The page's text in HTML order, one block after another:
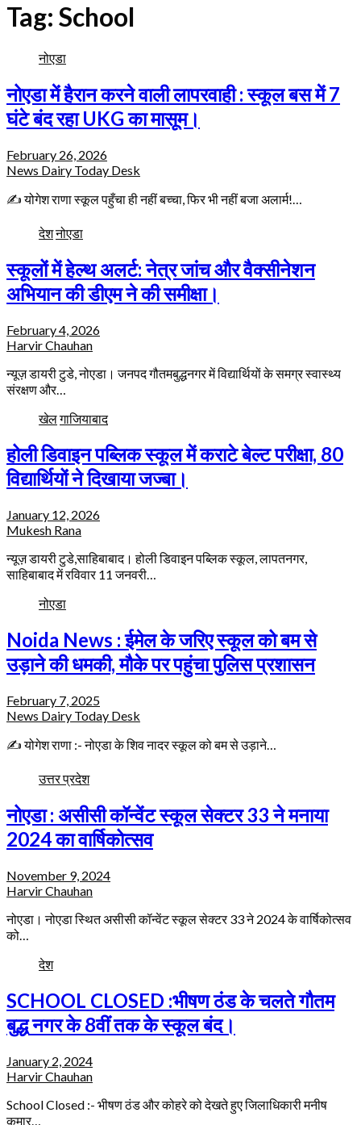
Tag: School
नोएडा
नोएडा में हैरान करने वाली लापरवाही : स्कूल बस में 7
घंटे बंद रहा UKG का मासूम।
February 26, 2026
News Dairy Today Desk
✍️ योगेश राणा स्कूल पहुँचा ही नहीं बच्चा, फिर भी नहीं बजा अलार्म!…
देशनोएडा
स्कूलों में हेल्थ अलर्ट: नेत्र जांच और वैक्सीनेशन
अभियान की डीएम ने की समीक्षा।
February 4, 2026
Harvir Chauhan
न्यूज़ डायरी टुडे, नोएडा। जनपद गौतमबुद्धनगर में विद्यार्थियों के समग्र स्वास्थ्य
संरक्षण और…
खेलगाजियाबाद
होली डिवाइन पब्लिक स्कूल में कराटे बेल्ट परीक्षा, 80
विद्यार्थियों ने दिखाया जज्बा।
January 12, 2026
Mukesh Rana
न्यूज़ डायरी टुडे,साहिबाबाद। होली डिवाइन पब्लिक स्कूल, लापतनगर,
साहिबाबाद में रविवार 11 जनवरी…
नोएडा
Noida News : ईमेल के जरिए स्कूल को बम से
उड़ाने की धमकी, मौके पर पहुंचा पुलिस प्रशासन
February 7, 2025
News Dairy Today Desk
✍️ योगेश राणा :- नोएडा के शिव नादर स्कूल को बम से उड़ाने…
उत्तर प्रदेश
नोएडा : असीसी कॉन्वेंट स्कूल सेक्टर 33 ने मनाया
2024 का वार्षिकोत्सव
November 9, 2024
Harvir Chauhan
नोएडा। नोएडा स्थित असीसी कॉन्वेंट स्कूल सेक्टर 33 ने 2024 के वार्षिकोत्सव
को…
देश
SCHOOL CLOSED :भीषण ठंड के चलते गौतम
बुद्ध नगर के 8वीं तक के स्कूल बंद।
January 2, 2024
Harvir Chauhan
School Closed :- भीषण ठंड और कोहरे को देखते हुए जिलाधिकारी मनीष
कुमार…